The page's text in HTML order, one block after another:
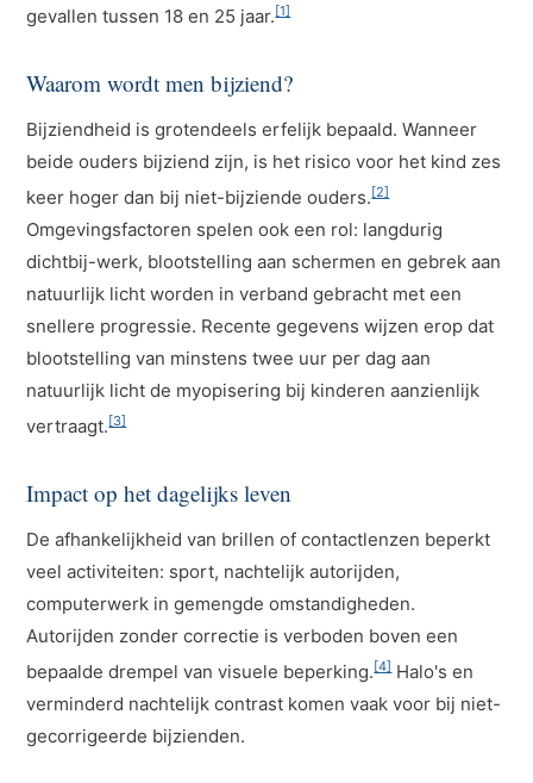
gevallen tussen 18 en 25 jaar.[1]
Waarom wordt men bijziend?
Bijziendheid is grotendeels erfelijk bepaald. Wanneer
beide ouders bijziend zijn, is het risico voor het kind zes
keer hoger dan bij niet-bijziende ouders.[2]
Omgevingsfactoren spelen ook een rol: langdurig
dichtbij-werk, blootstelling aan schermen en gebrek aan
natuurlijk licht worden in verband gebracht met een
snellere progressie. Recente gegevens wijzen erop dat
blootstelling van minstens twee uur per dag aan
natuurlijk licht de myopisering bij kinderen aanzienlijk
vertraagt.[3]
Impact op het dagelijks leven
De afhankelijkheid van brillen of contactlenzen beperkt
veel activiteiten: sport, nachtelijk autorijden,
computerwerk in gemengde omstandigheden.
Autorijden zonder correctie is verboden boven een
bepaalde drempel van visuele beperking.[4]Halo's en
verminderd nachtelijk contrast komen vaak voor bij niet-
gecorrigeerde bijzienden.